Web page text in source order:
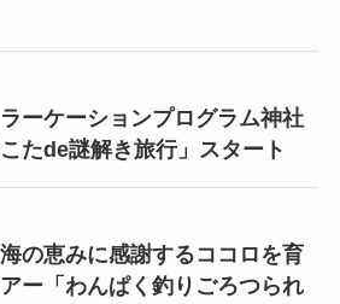
ラーケーションプログラム神社
たde謎解き旅行」スタート
海の恵みに感謝するココロを育
ー「わんぱく釣りごろつられ